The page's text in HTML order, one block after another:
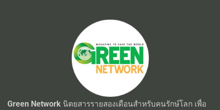
Green Network นิตยสารรายสองเดือนสำหรับคนรักษ์โลก เพื่อ